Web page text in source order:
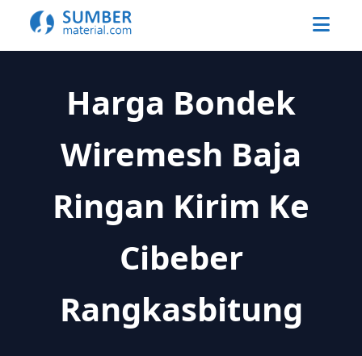
Harga Bondek
Wiremesh Baja
Ringan Kirim Ke
Cibeber
Rangkasbitung